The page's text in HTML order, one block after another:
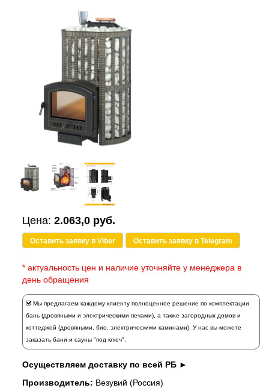
Цена: 2.063,0 руб.
Оставить заявку в Viber Оставить заявку в Telegram
* актуальность цен и наличие уточняйте у менеджера в
день обращения
Мы предлагаем каждому клиенту полноценное решение по комплектации
бань (дровяными и электрическими печами), а также загородных домов и
коттеджей (дровяными, био, электрическими каминами). У нас вы можете
заказать бани и сауны "под ключ".
Осуществляем доставку по всей РБ ►
Производитель: Везувий (Россия)